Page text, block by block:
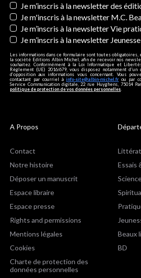
Newsletters
Je m’inscris à la newsletter des
Je m'inscris à la newsletter M.C.
Je m’inscris à la newsletter Vie
Je m’inscris à la newsletter
Les informations dans ce formulaire sont toutes
la société Editions Albin Michel, afin de recevoir nos
souhaitez. Conformément à la Loi Informatique et
Règlement (UE) 2016/679, vous disposez notamment
d’opposition aux informations vous concernant. Vous
contactant par courriel à info-site@albin-michel.fr ou par
Service Communication digitale, 22 rue Huyghens, 75014
politique de protection de vos données personnelles
A Propos
Contact
Notre histoire
Déposer un manuscrit
Espace libraire
Espace presse
Rights and permissions
Mentions légales
Cookies
Charte de protection des
données personnelles
Essais
Beaux
BD